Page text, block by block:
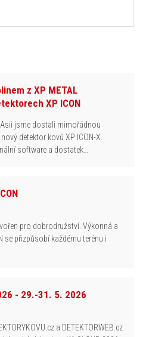
z XP METAL
XP ICON
Asii jsme dostali mimořádnou
detektor kovů XP ICON-X.
software a dostatek…
pro dobrodružství. Výkonná a
se přizpůsobí každému terénu i
- 29.-31. 5. 2026
a DETEKTORWEB.cz